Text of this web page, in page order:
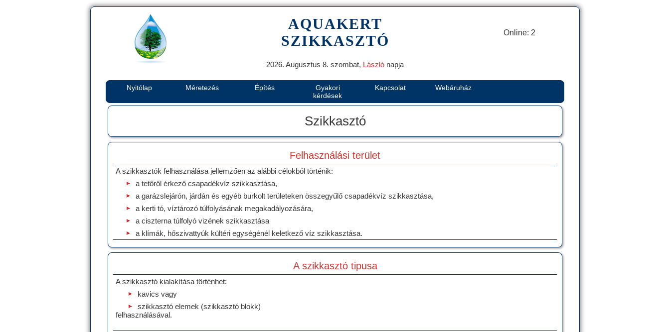
AQUAKERT
SZIKKASZTÓ
2026. Augusztus 8. szombat, László napja
Online: 2
Nyitólap Méretezés Építés
Gyakori
kérdések
Kapcsolat Webáruház
Szikkasztó
Felhasználási terület
A szikkasztók felhasználása jellemzően az alábbi célokból történik:
a tetőről érkező csapadékvíz szikkasztása,
a garázslejárón, járdán és egyéb burkolt területeken összegyűlő csapadékvíz szikkasztása,
a kerti tó, víztározó túlfolyásának megakadályozására,
a ciszterna túlfolyó vizének szikkasztása
a klímák, hőszivattyúk kültéri egységénél keletkező víz szikkasztása.
A szikkasztó tipusa
A szikkasztó kialakítása történhet:
kavics vagy
szikkasztó elemek (szikkasztó blokk)
felhasználásával.